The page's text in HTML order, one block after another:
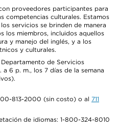
proveedores participantes para
competencias culturales. Estamos
servicios se brinden de manera
los miembros, incluidos aquellos
y manejo del inglés, y a los
y culturales.
de Servicios
6 p. m., los 7 días de la semana
813-2000 (sin costo) o al 711
de idiomas: 1-800-324-8010